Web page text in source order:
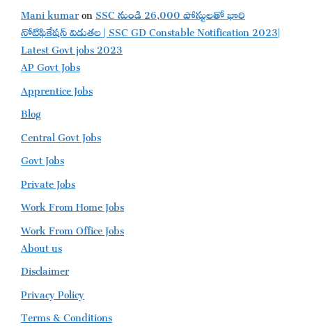
Mani kumaronSSC నుండి 26,000 పోస్టులతో భారి
నోటిఫికేషన్ విడుతల | SSC GD Constable Notification 2023|
Latest Govt jobs 2023
AP Govt Jobs
Apprentice Jobs
Blog
Central Govt Jobs
Govt Jobs
Private Jobs
Work From Home Jobs
Work From Office Jobs
About us
Disclaimer
Privacy Policy
Terms & Conditions